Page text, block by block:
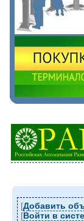
[Добавить
[Войти в